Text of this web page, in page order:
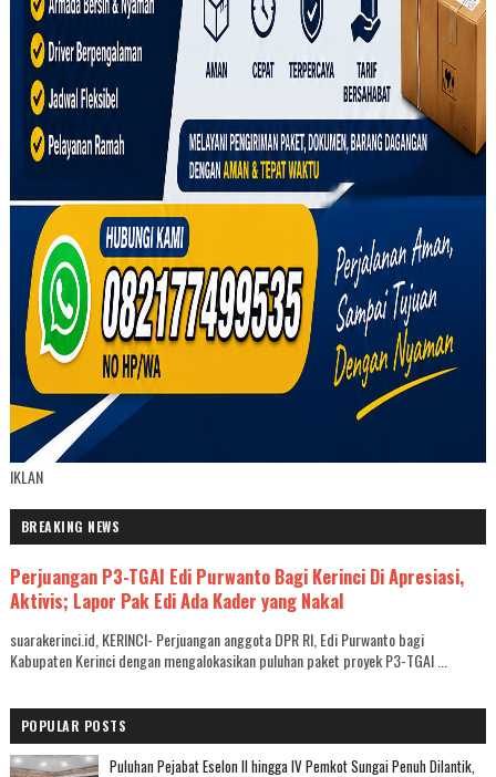
IKLAN
BREAKING NEWS
Perjuangan P3-TGAI Edi Purwanto Bagi Kerinci Di Apresiasi,
Aktivis; Lapor Pak Edi Ada Kader yang Nakal
suarakerinci.id, KERINCI- Perjuangan anggota DPR RI, Edi Purwanto bagi
Kabupaten Kerinci dengan mengalokasikan puluhan paket proyek P3-TGAI ...
POPULAR POSTS
Puluhan Pejabat Eselon II hingga IV Pemkot Sungai Penuh Dilantik,